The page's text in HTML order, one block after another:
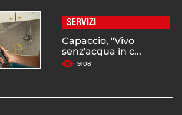
SERVIZI
Capaccio, "Vivo
senz'acqua in c...
9108